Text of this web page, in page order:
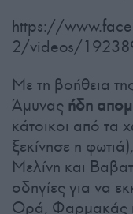
https://
2/videos/
Με τη βοήθεια
Άμυνας ήδη
κάτοικοι από τα
ξεκίνησε η
Μελίνη και
οδηγίες για να
Ορά, Φαρμακάς